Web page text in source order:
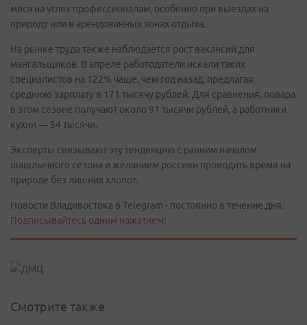
мяса на углях профессионалам, особенно при выездах на
природу или в арендованных зонах отдыха.
На рынке труда также наблюдается рост вакансий для
мангальщиков. В апреле работодатели искали таких
специалистов на 122% чаще, чем год назад, предлагая
среднюю зарплату в 171 тысячу рублей. Для сравнения, повара
в этом сезоне получают около 91 тысячи рублей, а работники
кухни — 54 тысячи.
Эксперты связывают эту тенденцию с ранним началом
шашлычного сезона и желанием россиян проводить время на
природе без лишних хлопот.
Новости Владивостока в Telegram - постоянно в течение дня.
Подписывайтесь одним нажатием!
Смотрите также